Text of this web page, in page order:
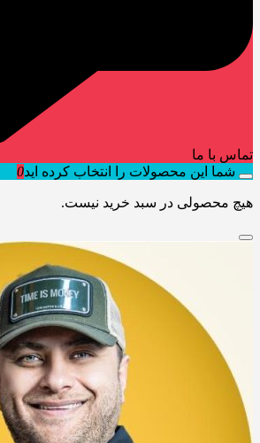
تماس با ما
شما این محصولات را انتخاب کرده اید0
هیچ محصولی در سبد خرید نیست.